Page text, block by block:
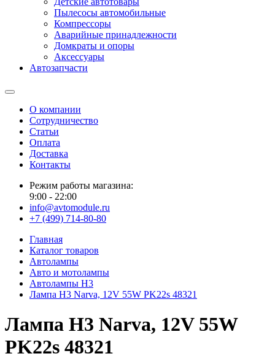
Пылесосы автомобильные
Компрессоры
Аварийные принадлежности
Домкраты и опоры
Аксессуары
Автозапчасти
О компании
Сотрудничество
Статьи
Оплата
Доставка
Контакты
Режим работы магазина:
9:00 - 22:00
info@avtomodule.ru
+7 (499) 714-80-80
Главная
Каталог товаров
Автолампы
Авто и мотолампы
Автолампы H3
Лампа H3 Narva, 12V 55W PK22s 48321
Лампа H3 Narva, 12V 55W
PK22s 48321